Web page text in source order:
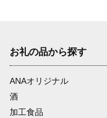
お礼の品から探す
ANAオリジナル
酒
加工食品